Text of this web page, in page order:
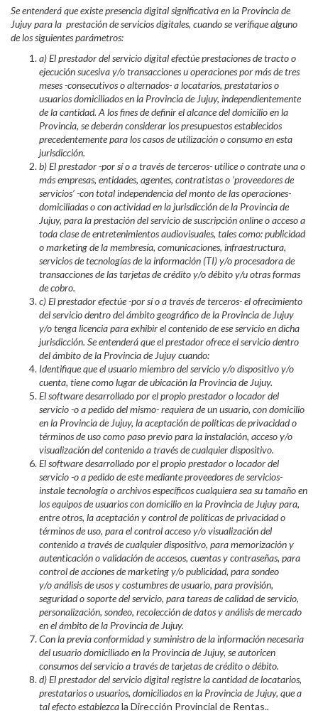
Se entenderá que existe presencia digital significativa en la Provincia de
Jujuy para la prestación de servicios digitales, cuando se verifique alguno
de los siguientes parámetros:
a) El prestador del servicio digital efectúe prestaciones de tracto o
ejecución sucesiva y/o transacciones u operaciones por más de tres
meses -consecutivos o alternados- a locatarios, prestatarios o
usuarios domiciliados en la Provincia de Jujuy, independientemente
de la cantidad. A los fines de definir el alcance del domicilio en la
Provincia, se deberán considerar los presupuestos establecidos
precedentemente para los casos de utilización o consumo en esta
jurisdicción.
b) El prestador -por sí o a través de terceros- utilice o contrate una o
más empresas, entidades, agentes, contratistas o ‘proveedores de
servicios’ -con total independencia del monto de las operaciones-
domiciliadas o con actividad en la jurisdicción de la Provincia de
Jujuy, para la prestación del servicio de suscripción online o acceso a
toda clase de entretenimientos audiovisuales, tales como: publicidad
o marketing de la membresía, comunicaciones, infraestructura,
servicios de tecnologías de la información (TI) y/o procesadora de
transacciones de las tarjetas de crédito y/o débito y/u otras formas
de cobro.
c) El prestador efectúe -por sí o a través de terceros- el ofrecimiento
del servicio dentro del ámbito geográfico de la Provincia de Jujuy
y/o tenga licencia para exhibir el contenido de ese servicio en dicha
jurisdicción. Se entenderá que el prestador ofrece el servicio dentro
del ámbito de la Provincia de Jujuy cuando:
Identifique que el usuario miembro del servicio y/o dispositivo y/o
cuenta, tiene como lugar de ubicación la Provincia de Jujuy.
El software desarrollado por el propio prestador o locador del
servicio -o a pedido del mismo- requiera de un usuario, con domicilio
en la Provincia de Jujuy, la aceptación de políticas de privacidad o
términos de uso como paso previo para la instalación, acceso y/o
visualización del contenido a través de cualquier dispositivo.
El software desarrollado por el propio prestador o locador del
servicio -o a pedido de este mediante proveedores de servicios-
instale tecnología o archivos específicos cualquiera sea su tamaño en
los equipos de usuarios con domicilio en la Provincia de Jujuy para,
entre otros, la aceptación y control de políticas de privacidad o
términos de uso, para el control acceso y/o visualización del
contenido a través de cualquier dispositivo, para memorización y
autenticación o validación de accesos, cuentas y contraseñas, para
control de acciones de marketing y/o publicidad, para sondeo
y/o análisis de usos y costumbres de usuario, para provisión,
seguridad o soporte del servicio, para tareas de calidad de servicio,
personalización, sondeo, recolección de datos y análisis de mercado
en el ámbito de la Provincia de Jujuy.
Con la previa conformidad y suministro de la información necesaria
del usuario domiciliado en la Provincia de Jujuy, se autoricen
consumos del servicio a través de tarjetas de crédito o débito.
d) El prestador del servicio digital registre la cantidad de locatarios,
prestatarios o usuarios, domiciliados en la Provincia de Jujuy, que a
tal efecto establezcala Dirección Provincial de Rentas..